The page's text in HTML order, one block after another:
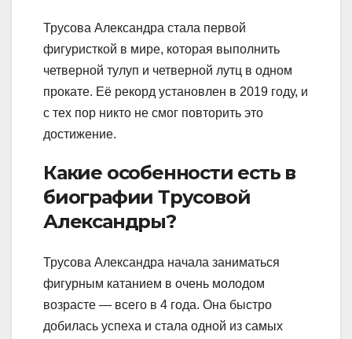
Трусова Александра стала первой
фигуристкой в мире, которая выполнить
четверной тулуп и четверной лутц в одном
прокате. Её рекорд установлен в 2019 году, и
с тех пор никто не смог повторить это
достижение.
Какие особенности есть в
биографии Трусовой
Александры?
Трусова Александра начала заниматься
фигурным катанием в очень молодом
возрасте — всего в 4 года. Она быстро
добилась успеха и стала одной из самых